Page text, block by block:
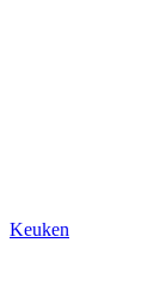
Keuken